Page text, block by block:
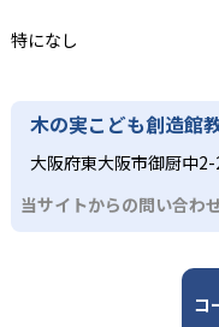
ィールドワークを通
つける。観察記録や報
総合的な理解を深める
漢字や計算などの基
空間認識力を鍛える教
力を強化したい子に
力」を育成。6～8名の
ートで、ゲーム大会
じて人間力や協働力
特になし
木の実こども創造館
大阪府東大阪市御厨中
当サイトからの問い合わ
コ